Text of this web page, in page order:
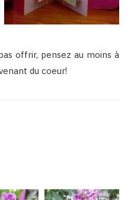
offrir, pensez au moins à
du coeur!